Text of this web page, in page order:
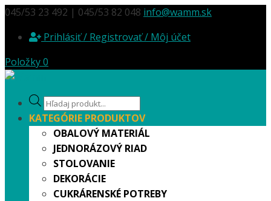
045/53 23 492 | 045/53 82 048 info@wamm.sk
Prihlásiť / Registrovať / Môj účet
Položky 0
Products
search
KATEGÓRIE PRODUKTOV
OBALOVÝ MATERIÁL
JEDNORÁZOVÝ RIAD
STOLOVANIE
DEKORÁCIE
CUKRÁRENSKÉ POTREBY